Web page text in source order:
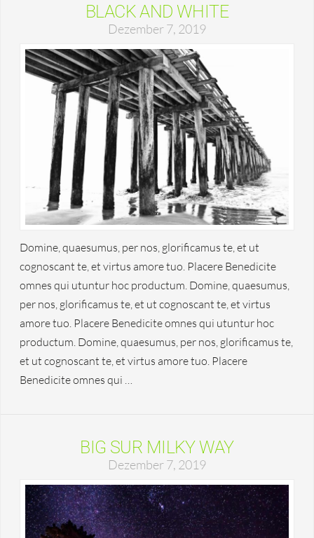
BLACK AND WHITE
Dezember 7, 2019
Domine, quaesumus, per nos, glorificamus te, et ut
cognoscant te, et virtus amore tuo. Placere Benedicite
omnes qui utuntur hoc productum. Domine, quaesumus,
per nos, glorificamus te, et ut cognoscant te, et virtus
amore tuo. Placere Benedicite omnes qui utuntur hoc
productum. Domine, quaesumus, per nos, glorificamus te,
et ut cognoscant te, et virtus amore tuo. Placere
Benedicite omnes qui …
BIG SUR MILKY WAY
Dezember 7, 2019